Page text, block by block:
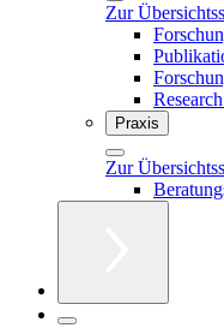
Zur
Praxis
Zur